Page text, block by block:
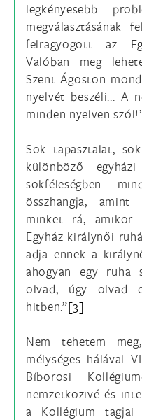
legkényesebb
megválasztásának
felragyogott az
Valóban meg
Szent Ágoston
nyelvét beszéli... A
minden nyelven
Sok tapasztalat,
különböző
sokféleségben
összhangja, amint
minket rá, amikor
Egyház királynői
adja ennek a
ahogyan egy ruha
olvad, úgy olvad
hitben.”[3]
Nem tehetem
mélységes hálával
Bíborosi
nemzetközivé és
a Kollégium tagjai